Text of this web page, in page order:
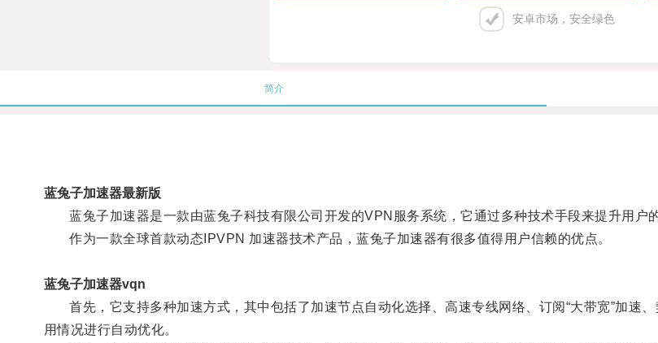
安卓市场，安全绿色
简介
蓝兔子加速器最新版
蓝兔子加速器是一款由蓝兔子科技有限公司开发的VPN服务系统，它通过多种技术手段来提升用户
作为一款全球首款动态IPVPN 加速器技术产品，蓝兔子加速器有很多值得用户信赖的优点。
蓝兔子加速器vqn
首先，它支持多种加速方式，其中包括了加速节点自动化选择、高速专线网络、订阅“大带宽”加速
用情况进行自动优化。